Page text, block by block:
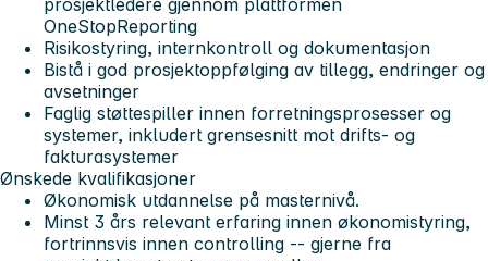
prosjektledere gjennom plattformen
OneStopReporting
Risikostyring, internkontroll og dokumentasjon
Bistå i god prosjektoppfølging av tillegg, endringer og
avsetninger
Faglig støttespiller innen forretningsprosesser og
systemer, inkludert grensesnitt mot drifts- og
fakturasystemer
Ønskede kvalifikasjoner
Økonomisk utdannelse på masternivå.
Minst 3 års relevant erfaring innen økonomistyring,
fortrinnsvis innen controlling -- gjerne fra